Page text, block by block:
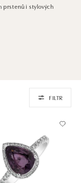
prstenů i stylových
FILTR